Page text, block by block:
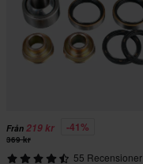
Från 219 kr -41%
369 kr
55 Recensioner